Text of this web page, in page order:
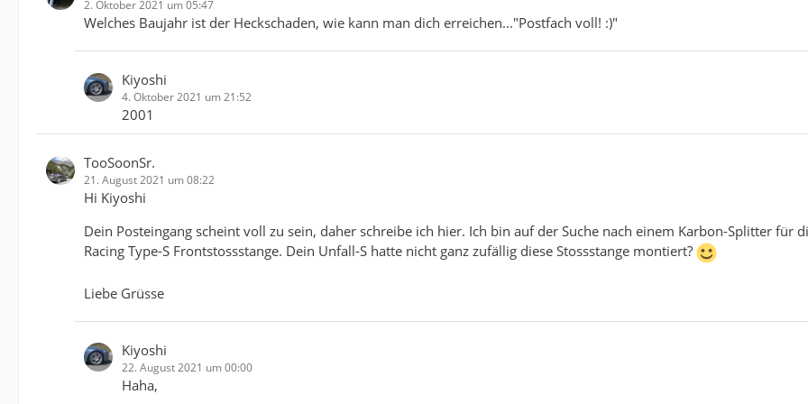
2. Oktober 2021 um 05:47
Welches Baujahr ist der Heckschaden, wie kann man dich erreichen..."Postfach voll! :)"
Kiyoshi
4. Oktober 2021 um 21:52
2001
TooSoonSr.
21. August 2021 um 08:22
Hi Kiyoshi
Dein Posteingang scheint voll zu sein, daher schreibe ich hier. Ich bin auf der Suche nach einem Karbon-Splitter für
Racing Type-S Frontstossstange. Dein Unfall-S hatte nicht ganz zufällig diese Stossstange montiert?
Liebe Grüsse
Kiyoshi
22. August 2021 um 00:00
Haha,